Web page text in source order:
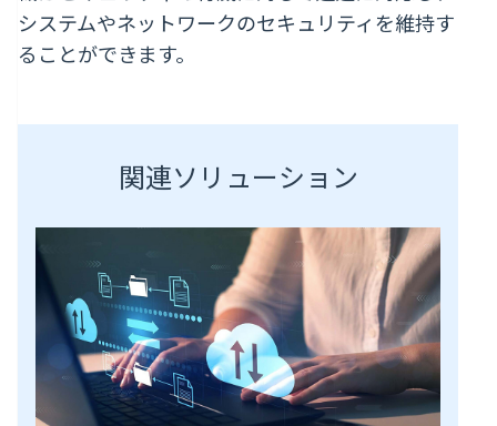
システムやネットワークのセキュリティを維持す
ることができます。
関連ソリューション